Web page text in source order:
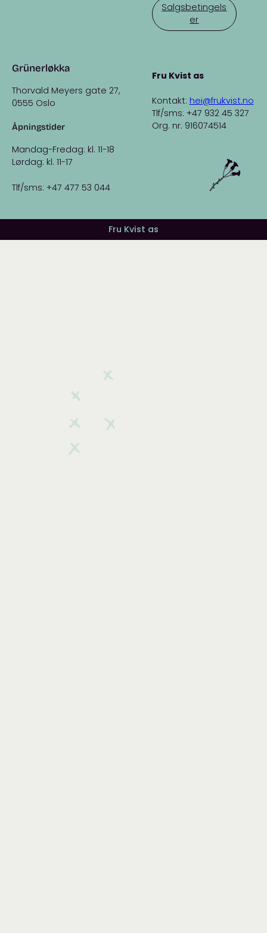
Grünerløkka
Thorvald Meyers gate 27,
0555 Oslo
Åpningstider
Mandag-Fredag: kl. 11-18
Lørdag: kl. 11-17
Tlf/sms: +47 477 53 044
Salgsbetingels
er
Fru Kvist as
Kontakt: hei@frukvist.no
Tlf/sms: +47 932 45 327
Org. nr. 916074514
Fru Kvist as